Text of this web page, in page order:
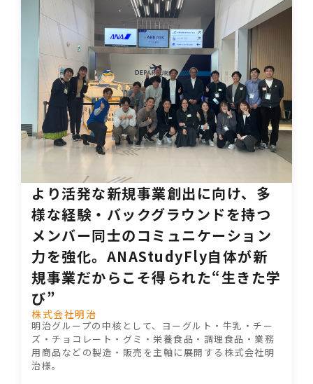
より活発な新規事業創出に向け、多
様な経験・バックグラウンドを持つ
メンバー同士のコミュニケーション
力を強化。ANAStudyFly自体が新
規事業だからこそ得られた“生きた学
び”
株式会社明治
明治グループの中核として、ヨーグルト・牛乳・チー
ズ・チョコレート・グミ・栄養食品・調理食品・業務
用商品などの製造・販売を主軸に展開する株式会社明
治様。